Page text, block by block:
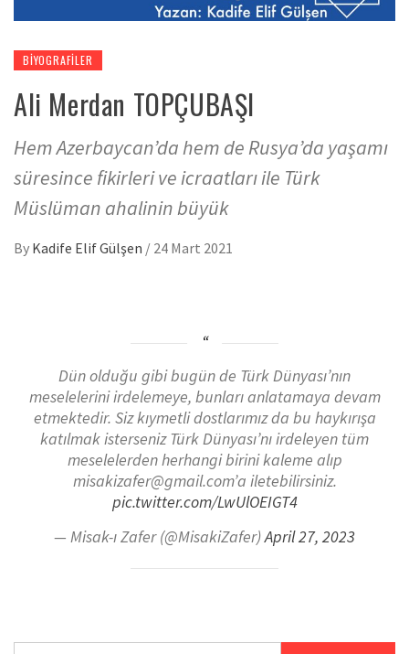
BIYOGRAFILER
Ali Merdan TOPÇUBAŞI
Hem Azerbaycan’da hem de Rusya’da yaşamı
süresince fikirleri ve icraatları ile Türk
Müslüman ahalinin büyük
By Kadife Elif Gülşen / 24 Mart 2021
Dün olduğu gibi bugün de Türk Dünyası’nın
meselelerini irdelemeye, bunları anlatamaya devam
etmektedir. Siz kıymetli dostlarımız da bu haykırışa
katılmak isterseniz Türk Dünyası’nı irdeleyen tüm
meselelerden herhangi birini kaleme alıp
misakizafer@gmail.com’a iletebilirsiniz.
pic.twitter.com/LwUlOEIGT4
— Misak-ı Zafer (@MisakiZafer)April 27, 2023